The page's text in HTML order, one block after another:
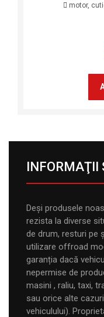
motor,
INFORMAŢII
Deși produsele
rezista la diverse
de drum, resturi pe
utilizare offroad
garanția dacă
nepermise de
masini , raliu, taxi,
sau orice alte
vehiculului).